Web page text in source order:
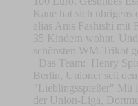
Kane hat sich übrigens
alias Anis Fashishi mit
35 Kindern wohnt.
schönsten WM-Trikot
Das Team: Henry
Berlin, Unioner seit
"Lieblingsspießer" Mü
der Union-Liga,